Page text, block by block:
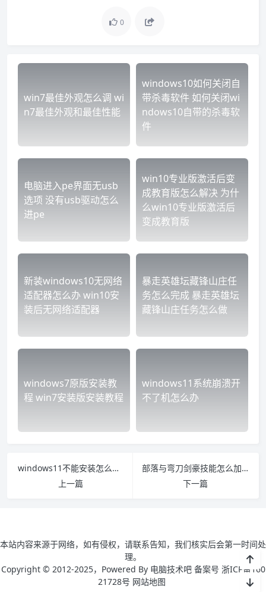
0
win7最佳外观怎么调 wi
n7最佳外观和最佳性能
windows10如何关闭自
带杀毒软件 如何关闭wi
ndows10自带的杀毒软
件
电脑进入pe界面无usb
选项 没有usb驱动怎么
进pe
win10专业版激活后变
成教育版怎么解决 为什
么win10专业版激活后
变成教育版
新装windows10无网络
适配器怎么办 win10安
装后无网络适配器
暴走英雄坛藏锋山庄任
务怎么完成 暴走英雄坛
藏锋山庄任务怎么做
windows7原版安装教
程 win7安装版安装教程
windows11系统崩溃开
不了机怎么办
windows11不能安装怎么办 win11为什么安装不了
上一篇
部落与弯刀剑豪技能怎么加点 部落与弯刀技能怎么用
下一篇
本站内容来源于网络，如有侵权，请联系告知，我们核实后会第一时间处
理。
Copyright © 2012-2025，Powered By 电脑技术吧 备案号 浙ICP备160
21728号 网站地图